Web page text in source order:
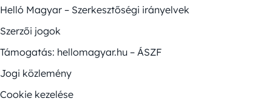
Helló Magyar – Szerkesztőségi irányelvek
Szerzői jogok
Támogatás: hellomagyar.hu – ÁSZF
Jogi közlemény
Cookie kezelése